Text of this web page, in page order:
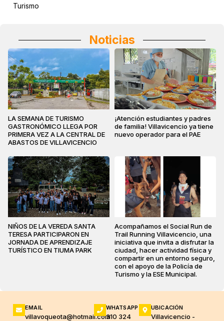
Turismo
Noticias
LA SEMANA DE TURISMO
GASTRONÓMICO LLEGA POR
PRIMERA VEZ A LA CENTRAL DE
ABASTOS DE VILLAVICENCIO
¡Atención estudiantes y padres
de familia! Villavicencio ya tiene
nuevo operador para el PAE
NIÑOS DE LA VEREDA SANTA
TERESA PARTICIPARON EN
JORNADA DE APRENDIZAJE
TURÍSTICO EN TIUMA PARK
Acompañamos el Social Run de
Trail Running Villavicencio, una
iniciativa que invita a disfrutar la
ciudad, hacer actividad física y
compartir en un entorno seguro,
con el apoyo de la Policía de
Turismo y la ESE Municipal.
EMAIL
villavoqueota@hotmail.com
WHATSAPP
310 324
UBICACIÓN
Villavicencio -